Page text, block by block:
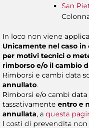
San
In loco non viene
Unicamente nel caso
per motivi tecnici o
rimborso e/o il cambio
Rimborsi e cambi data
annullato.
Rimborsi e/o cambi
tassativamente entro e
annullata, a questa
I costi di prevendita